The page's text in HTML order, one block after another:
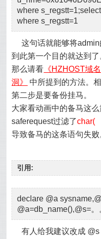
where
where s_regstt=1
这句话就能够将
到此第一个目的就达到
那么请看 《HZHOST域
洞》
中所提到的方法。
第二步是要备份挂马。
大家看动画中的备马这
saferequest过滤了char(
导致备马的这条语句失败
引用:
declare @a
@a=db_name(),@s=。
有人给我建议改成